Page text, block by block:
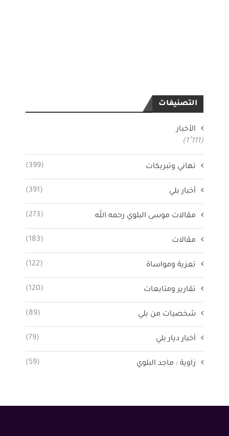
التصنيفات
الأخبار
(1٬111)
تهاني وتبريكات (399)
أخبار بلي (391)
مقالات موسى البلوي رحمه الله (273)
مقالات (183)
تعزية ومواساة (122)
تقارير ومتابعات (120)
شخصيات من بلي (89)
أخبار ديار بلي (79)
زاوية : ماجد البلوي (59)